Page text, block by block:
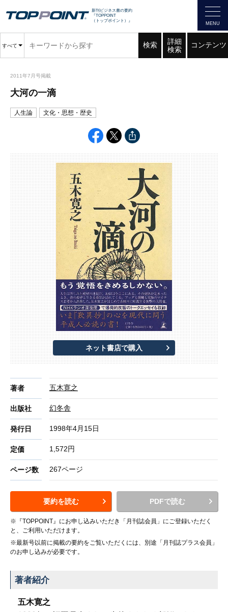
新刊ビジネス書の要約
『TOPPOINT
（トップポイント）』
すべて 検索
詳細
検索
コンテンツ
2011年7月号掲載
大河の一滴
人生論 文化・思想・歴史
ネット書店で購入
著者 五木寛之
出版社 幻冬舎
発行日 1998年4月15日
定価 1,572円
ページ数 267ページ
要約を読む PDFで読む
※『TOPPOINT』にお申し込みいただき「月刊誌会員」にご登録いただく
と、ご利用いただけます。
※最新号以前に掲載の要約をご覧いただくには、別途「月刊誌プラス会員」
のお申し込みが必要です。
著者紹介
五木寛之